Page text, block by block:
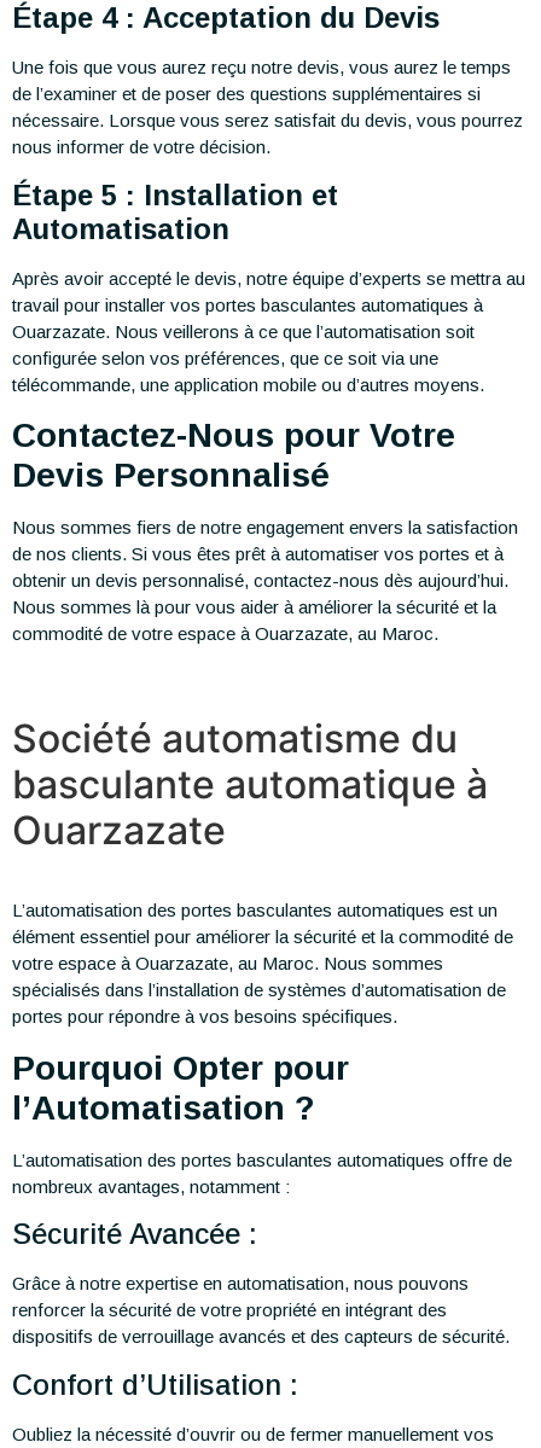
Étape 4 : Acceptation du Devis
Une fois que vous aurez reçu notre devis, vous aurez le temps
de l’examiner et de poser des questions supplémentaires si
nécessaire. Lorsque vous serez satisfait du devis, vous pourrez
nous informer de votre décision.
Étape 5 : Installation et
Automatisation
Après avoir accepté le devis, notre équipe d’experts se mettra au
travail pour installer vos portes basculantes automatiques à
Ouarzazate. Nous veillerons à ce que l’automatisation soit
configurée selon vos préférences, que ce soit via une
télécommande, une application mobile ou d’autres moyens.
Contactez-Nous pour Votre
Devis Personnalisé
Nous sommes fiers de notre engagement envers la satisfaction
de nos clients. Si vous êtes prêt à automatiser vos portes et à
obtenir un devis personnalisé, contactez-nous dès aujourd’hui.
Nous sommes là pour vous aider à améliorer la sécurité et la
commodité de votre espace à Ouarzazate, au Maroc.
Société automatisme du
basculante automatique à
Ouarzazate
L’automatisation des portes basculantes automatiques est un
élément essentiel pour améliorer la sécurité et la commodité de
votre espace à Ouarzazate, au Maroc. Nous sommes
spécialisés dans l’installation de systèmes d’automatisation de
portes pour répondre à vos besoins spécifiques.
Pourquoi Opter pour
l’Automatisation ?
L’automatisation des portes basculantes automatiques offre de
nombreux avantages, notamment :
Sécurité Avancée :
Grâce à notre expertise en automatisation, nous pouvons
renforcer la sécurité de votre propriété en intégrant des
dispositifs de verrouillage avancés et des capteurs de sécurité.
Confort d’Utilisation :
Oubliez la nécessité d’ouvrir ou de fermer manuellement vos